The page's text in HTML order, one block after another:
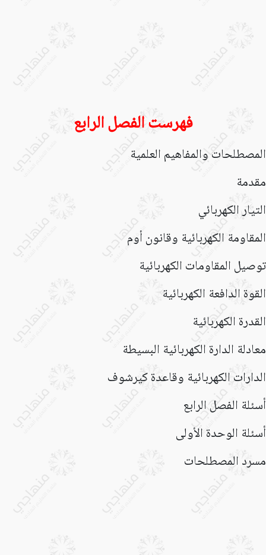
فهرست الفصل الرابع
المصطلحات والمفاهيم العلمية
مقدمة
التيار الكهربائي
المقاومة الكهربائية وقانون أوم
توصيل المقاومات الكهربائية
القوة الدافعة الكهربائية
القدرة الكهربائية
معادلة الدارة الكهربائية البسيطة
الدارات الكهربائية وقاعدة كيرشوف
أسئلة الفصل الرابع
أسئلة الوحدة الأولى
مسرد المصطلحات